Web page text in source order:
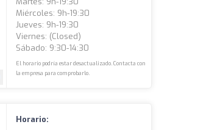
Miércoles: 9h-19:30
Jueves: 9h-19:30
Viernes: (closed)
Sábado: 9:30-14:30
El horario podría estar desactualizado. Contacta con
la empresa para comprobarlo.
Horario: